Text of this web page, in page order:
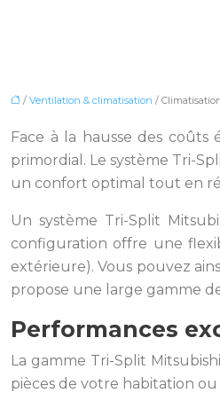
/ Ventilation & climatisation /
Face à la hausse des
primordial. Le système Tri-
un confort optimal tout en
Un système Tri-Split
configuration offre une
extérieure). Vous pouvez
propose une large gamme
Performances
La gamme Tri-Split
pièces de votre habitation